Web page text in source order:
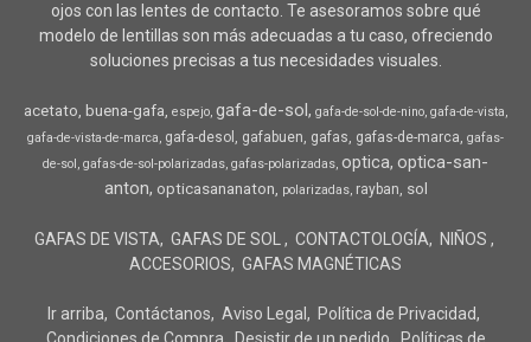
ojos con las lentes de contacto. Te asesoramos sobre qué
modelo de lentillas son más adecuadas a tu caso, ofreciendo
soluciones precisas a tus necesidades visuales.
acetato buena-gafa espejo gafa-de-sol gafa-de-sol-de-nino gafa-de-vista
gafa-de-vista-de-marca gafa-desol gafabuen gafas gafas-de-marca gafas-
de-sol
gafas-de-sol-polarizadas gafas-polarizadas optica optica-san-
anton opticasananaton polarizadas rayban sol
GAFAS DE VISTA GAFAS DE SOL CONTACTOLOGÍA
NIÑOS
ACCESORIOS
GAFAS MAGNÉTICAS
Ir arriba Contáctanos Aviso Legal
Política de Privacidad